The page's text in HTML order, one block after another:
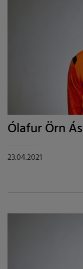
Ólafur Örn
23.04.2021